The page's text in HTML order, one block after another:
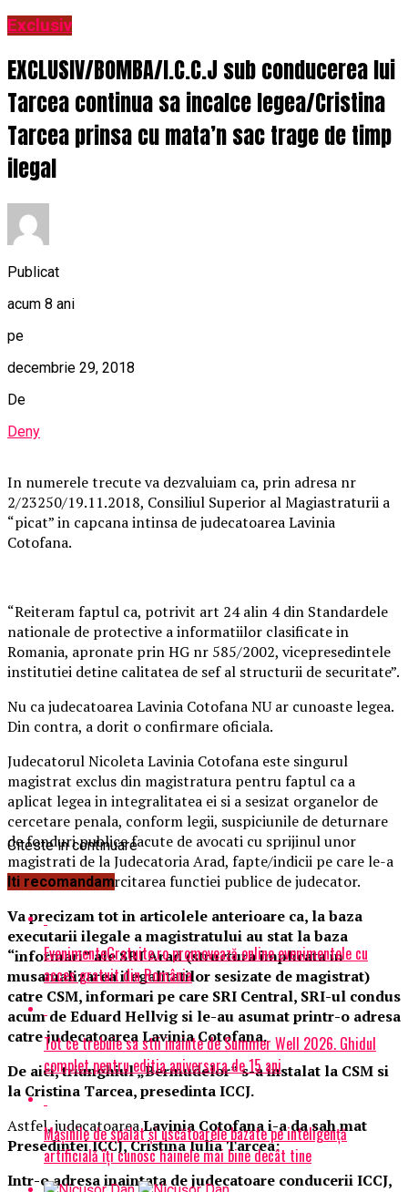
Exclusiv
EXCLUSIV/BOMBA/I.C.C.J sub conducerea lui
Tarcea continua sa incalce legea/Cristina
Tarcea prinsa cu mata’n sac trage de timp
ilegal
Publicat
acum 8 ani
pe
decembrie 29, 2018
De
Deny
In numerele trecute va dezvaluiam ca, prin adresa nr
2/23250/19.11.2018, Consiliul Superior al Magiastraturii a
“picat” in capcana intinsa de judecatoarea Lavinia
Cotofana.
“Reiteram faptul ca, potrivit art 24 alin 4 din Standardele
nationale de protective a informatiilor clasificate in
Romania, apronate prin HG nr 585/2002, vicepresedintele
institutiei detine calitatea de sef al structurii de securitate”.
Nu ca judecatoarea Lavinia Cotofana NU ar cunoaste legea.
Din contra, a dorit o confirmare oficiala.
Judecatorul Nicoleta Lavinia Cotofana este singurul
magistrat exclus din magistratura pentru faptul ca a
aplicat legea in integralitatea ei si a sesizat organelor de
cercetare penala, conform legii, suspiciunile de deturnare
de fonduri publice facute de avocati cu sprijinul unor
magistrati de la Judecatoria Arad, fapte/indicii pe care le-a
constatat in exercitarea functiei publice de judecator.
Va precizam tot in articolele anterioare ca, la baza
executarii ilegale a magistratului au stat la baza
“informari” ale SRI Arad (structura implicata in
musamalizarea ilegalitatilor sesizate de magistrat)
catre CSM, informari pe care SRI Central, SRI-ul condus
acum de Eduard Hellvig si le-au asumat printr-o adresa
catre judecatoarea Lavinia Cotofana.
De aici, triunghiul „Bermudelor” s-a instalat la CSM si
la Cristina Tarcea, presedinta ICCJ.
Astfel, judecatoareaLavinia Cotofana i-a da sah mat
Presedintei ICCJ, Cristina Iulia Tarcea:
Intr-o adresa inaintata de judecatoare conducerii ICCJ,
Citeste in continuare
Iti recomandam
EvenimenteGratuite.ro promovează online evenimentele cu
acces gratuit din România
Tot ce trebuie sa stii inainte de Summer Well 2026. Ghidul
complet pentru editia aniversara de 15 ani
Mașinile de spălat și uscătoarele bazate pe inteligență
artificială îți cunosc hainele mai bine decât tine